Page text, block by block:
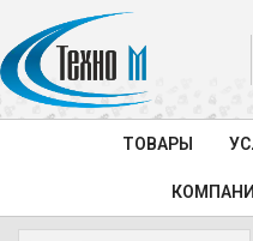
ТОВАРЫ